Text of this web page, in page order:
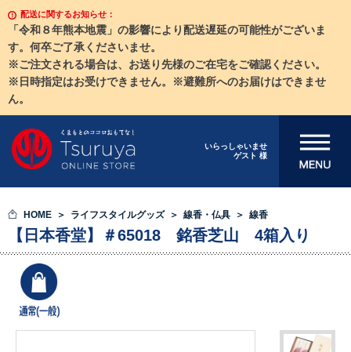
配送に関するお知らせ：
「令和８年熊本地震」の影響により配送遅延の可能性がございま
す。何卒ご了承くださいませ。
※ご注文される場合は、お送り先様のご在宅をご確認ください。
※日時指定はお受けできません。※避難所へのお届けはできませ
ん。
いらっしゃいませ
ゲスト 様
メニューを開
HOME ライフスタイルグッズ 線香・仏具 線香
【日本香堂】＃65018 銘香芝山 4箱入り